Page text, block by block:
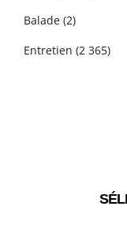
Balade (2)
Entretien (2 365)